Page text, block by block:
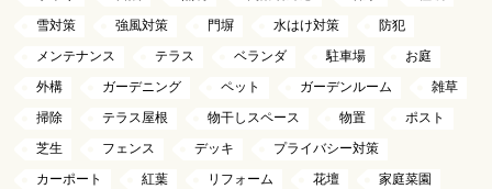
雪対策
強風対策 門塀 水はけ対策
防犯
メンテナンス
テラス ベランダ 駐車場
お庭
外構
ガーデニング ペット ガーデンルーム
雑草
掃除
テラス屋根 物干しスペース 物置
ポスト
芝生
フェンス デッキ
プライバシー対策
カーポート
紅葉 リフォーム 花壇
家庭菜園